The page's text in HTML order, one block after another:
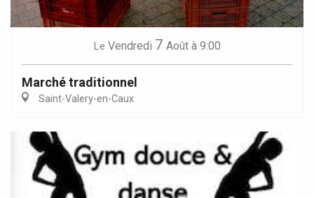
Le Vendredi 7 Août à 9:00
Marché traditionnel
Saint-Valery-en-Caux